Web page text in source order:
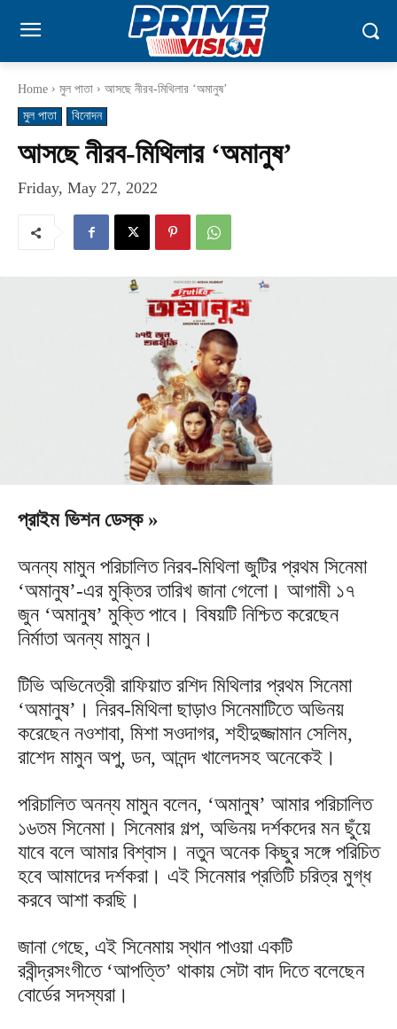
Home মুল পাতা
আসছে নীরব-মিথিলার ‘অমানুষ’
মুল পাতা
বিনোদন
আসছে নীরব-মিথিলার ‘অমানুষ’
Friday, May 27, 2022
প্রাইম ভিশন ডেস্ক »
অনন্য মামুন পরিচালিত নিরব-মিথিলা জুটির প্রথম সিনেমা
‘অমানুষ’-এর মুক্তির তারিখ জানা গেলো। আগামী ১৭
জুন ‘অমানুষ’ মুক্তি পাবে। বিষয়টি নিশ্চিত করেছেন
নির্মাতা অনন্য মামুন।
টিভি অভিনেত্রী রাফিয়াত রশিদ মিথিলার প্রথম সিনেমা
‘অমানুষ’। নিরব-মিথিলা ছাড়াও সিনেমাটিতে অভিনয়
করেছেন নওশাবা, মিশা সওদাগর, শহীদুজ্জামান সেলিম,
রাশেদ মামুন অপু, ডন, আনন্দ খালেদসহ অনেকেই।
পরিচালিত অনন্য মামুন বলেন, ‘অমানুষ’ আমার পরিচালিত
১৬তম সিনেমা। সিনেমার গল্প, অভিনয় দর্শকদের মন ছুঁয়ে
যাবে বলে আমার বিশ্বাস। নতুন অনেক কিছুর সঙ্গে পরিচিত
হবে আমাদের দর্শকরা। এই সিনেমার প্রতিটি চরিত্র মুগ্ধ
করবে আশা করছি।
জানা গেছে, এই সিনেমায় স্থান পাওয়া একটি
রবীন্দ্রসংগীতে ‘আপত্তি’ থাকায় সেটা বাদ দিতে বলেছেন
বোর্ডের সদস্যরা।